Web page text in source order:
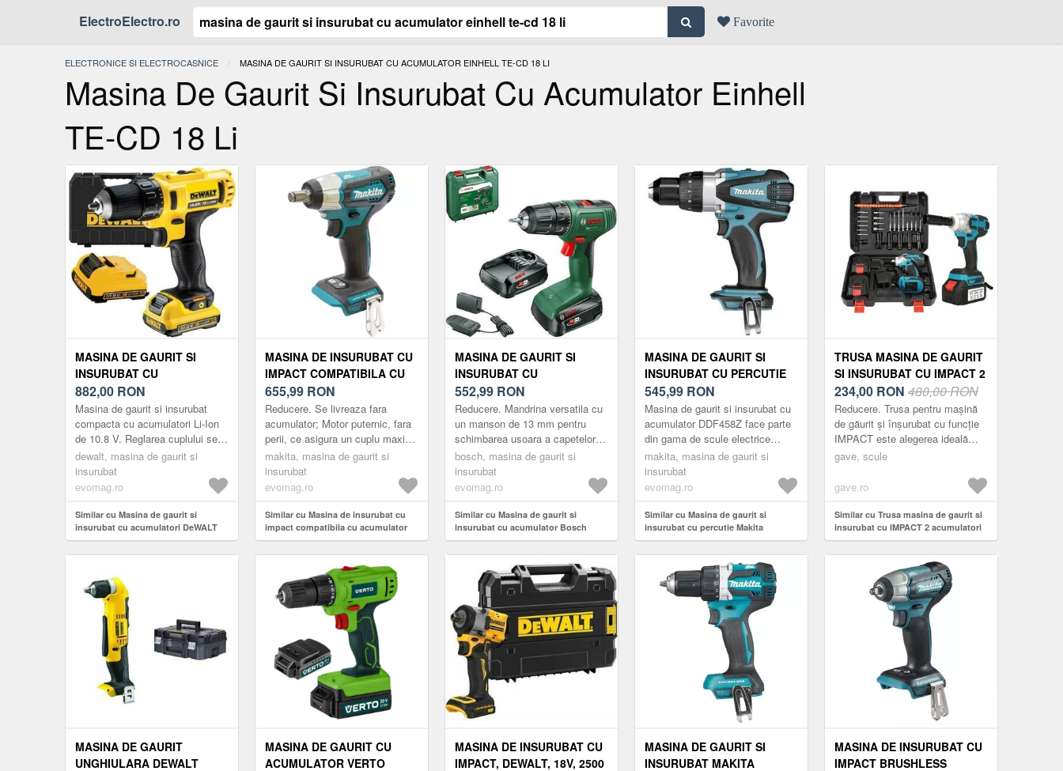
ElectroElectro.ro Favorite
ELECTRONICE SI ELECTROCASNICE ACTUAL:
MASINA DE GAURIT SI INSURUBAT CU ACUMULATOR EINHELL TE-CD 18 LI
Masina De Gaurit Si Insurubat Cu Acumulator Einhell
TE-CD 18 Li
MASINA DE GAURIT SI
INSURUBAT CU
ACUMULATORI DEWALT
DCD710D2, LI-ION XR 10.8V,
2 AH, 1500 RPM, LED
ILUMINARE, VALIZA
TRANSPORT
882,00 RON
Masina de gaurit si insurubat
compacta cu acumulatori Li-Ion
de 10.8 V. Reglarea cuplului se
face in 15 trepte. Mandrina rapida
de 10 mm pentru sch...
dewalt, masina de gaurit si
insurubat
evomag.ro
Similar cu Masina de gaurit si
insurubat cu acumulatori DeWALT
DCD710D2, Li-Ion XR 10.8V, 2 Ah,
1500 RPM, LEd iluminare, Valiza
MASINA DE INSURUBAT CU
IMPACT COMPATIBILA CU
ACUMULATOR MAKITA
DTW181Z
655,99 RON
Reducere. Se livreaza fara
acumulator; Motor puternic, fara
perii, ce asigura un cuplu maxim
de strangere de pana la 180 Nm;
Doua trepte de viteza reglate el...
makita, masina de gaurit si
insurubat
evomag.ro
Similar cu Masina de insurubat cu
impact compatibila cu acumulator
Makita DTW181Z
MASINA DE GAURIT SI
INSURUBAT CU
ACUMULATOR BOSCH
EASYDRILL 18V-40
06039D8005, 40 NM,
MANDRINA RAPIDA 13 MM,
1630 RPM, + 2X
ACUMULATORI 2.0 AH,
INCARCATOR SI VALIZA
552,99 RON
Reducere. Mandrina versatila cu
un manson de 13 mm pentru
schimbarea usoara a capetelor
de surubelnita si a burghielor.
Cutie de viteze cu 2 trepte si 20
de ...
bosch, masina de gaurit si
insurubat
evomag.ro
Similar cu Masina de gaurit si
insurubat cu acumulator Bosch
EasyDrill 18V-40 06039D8005, 40 Nm,
Mandrina rapida 13 mm, 1630 rpm, +
2x acumulatori 2.0 Ah, incarcator si
MASINA DE GAURIT SI
INSURUBAT CU PERCUTIE
MAKITA DHP458Z, 91NM,
18V, FARA ACUMULATOR SI
INCARCATOR (ALBASTRU)
545,99 RON
Masina de gaurit si insurubat cu
acumulator DDF458Z face parte
din gama de scule electrice
profesionale Makita. Produsul
beneficiaza de un sistem d...
makita, masina de gaurit si
insurubat
evomag.ro
Similar cu Masina de gaurit si
insurubat cu percutie Makita
DHP458Z, 91Nm, 18V, fara
acumulator si incarcator (Albastru)
TRUSA MASINA DE GAURIT
SI INSURUBAT CU IMPACT 2
ACUMULATORI SI
ACCESORII
234,00 RON 480,00 RON
Reducere. Trusa pentru mașină
de găurit și înșurubat cu funcție
IMPACT este alegerea ideală
pentru lucrări de bricolaj sau
acum...
gave, scule
gave.ro
Similar cu Trusa masina de gaurit si
insurubat cu IMPACT 2 acumulatori
si accesorii
MASINA DE GAURIT
UNGHIULARA DEWALT
MASINA DE GAURIT CU
ACUMULATOR VERTO
MASINA DE INSURUBAT CU
IMPACT, DEWALT, 18V, 2500
MASINA DE GAURIT SI
INSURUBAT MAKITA
MASINA DE INSURUBAT CU
IMPACT BRUSHLESS